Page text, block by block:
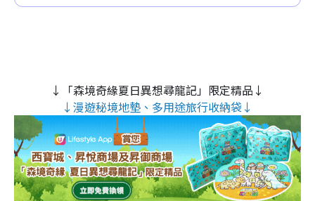
↓「森境奇緣夏日異想尋龍記」限定精品↓
↓漫遊秘境地墊、多用途旅行收納袋↓